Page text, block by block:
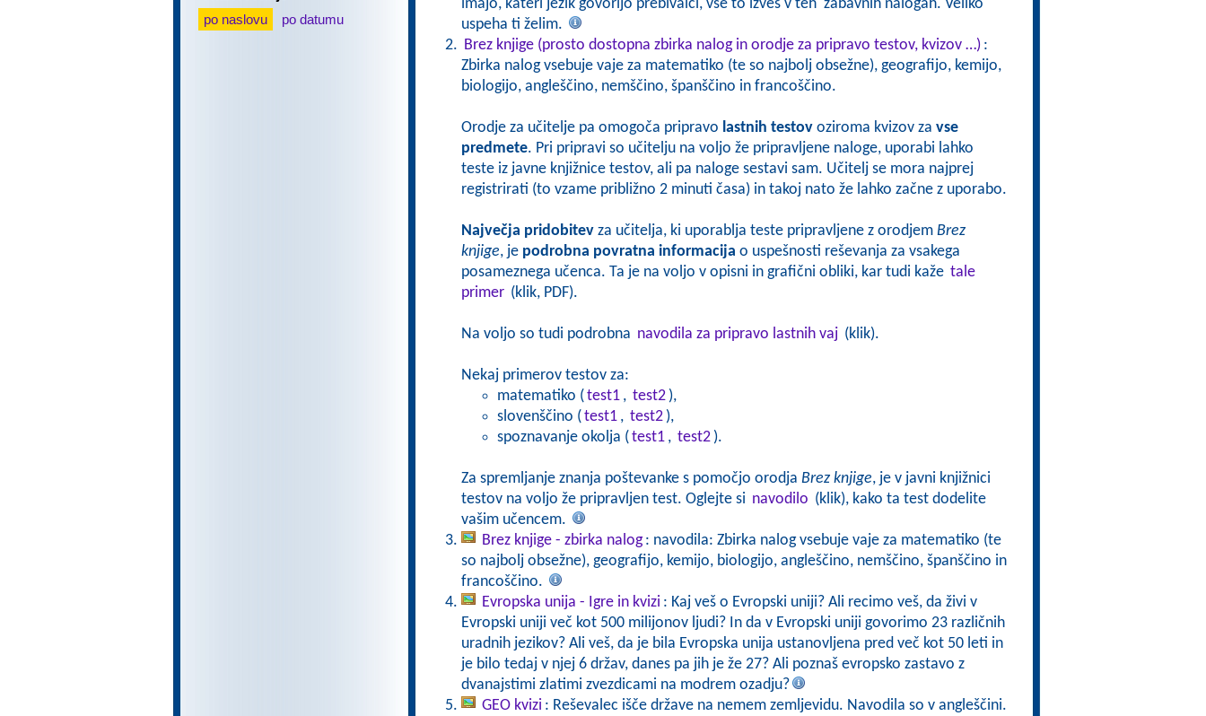
po naslovu
po datumu
imajo, kateri jezik govorijo prebivalci, vse to izveš v teh zabavnih nalogah. Veliko
uspeha ti želim.
Brez knjige (prosto dostopna zbirka nalog in orodje za pripravo testov, kvizov …) :
Zbirka nalog vsebuje vaje za matematiko (te so najbolj obsežne), geografijo, kemijo,
biologijo, angleščino, nemščino, španščino in francoščino.
Orodje za učitelje pa omogoča pripravo lastnih testovoziroma kvizov za vse
predmete. Pri pripravi so učitelju na voljo že pripravljene naloge, uporabi lahko
teste iz javne knjižnice testov, ali pa naloge sestavi sam. Učitelj se mora najprej
registrirati (to vzame približno 2 minuti časa) in takoj nato že lahko začne z uporabo.
Največja pridobitevza učitelja, ki uporablja teste pripravljene z orodjem Brez
knjige, je podrobna povratna informacija o uspešnosti reševanja za vsakega
posameznega učenca. Ta je na voljo v opisni in grafični obliki, kar tudi kaže tale
primer (klik, PDF).
Na voljo so tudi podrobna navodila za pripravo lastnih vaj (klik).
Nekaj primerov testov za:
matematiko (test1 , test2 ),
slovenščino (test1 , test2 ),
spoznavanje okolja (test1 , test2 ).
Za spremljanje znanja poštevanke s pomočjo orodja Brez knjige, je v javni knjižnici
testov na voljo že pripravljen test. Oglejte si navodilo (klik), kako ta test dodelite
vašim učencem.
Brez knjige - zbirka nalog : navodila: Zbirka nalog vsebuje vaje za matematiko (te
so najbolj obsežne), geografijo, kemijo, biologijo, angleščino, nemščino, španščino in
francoščino.
Evropska unija - Igre in kvizi : Kaj veš o Evropski uniji? Ali recimo veš, da živi v
Evropski uniji več kot 500 milijonov ljudi? In da v Evropski uniji govorimo 23 različnih
uradnih jezikov? Ali veš, da je bila Evropska unija ustanovljena pred več kot 50 leti in
je bilo tedaj v njej 6 držav, danes pa jih je že 27? Ali poznaš evropsko zastavo z
dvanajstimi zlatimi zvezdicami na modrem ozadju?
GEO kvizi : Reševalec išče države na nemem zemljevidu. Navodila so v angleščini.